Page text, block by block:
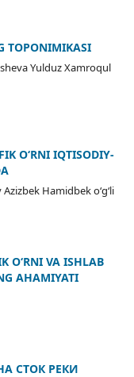
TOPONIMIKASI
Yulduz Xamroqul
O‘RNI IQTISODIY-
Hamidbek o‘g‘li
O‘RNI VA ISHLAB
AHAMIYATI
СТОК РЕКИ